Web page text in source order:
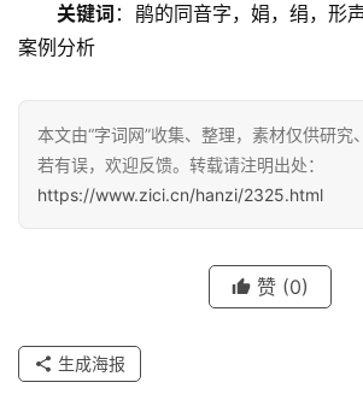
关键词 ：鹃的同音字，娟，绢，形
案例分析
本文由“字词网”收集、整理，素材仅供研究
若有误，欢迎反馈。转载请注明出处：
https://www.zici.cn/hanzi/2325.html
赞 (0)
生成海报